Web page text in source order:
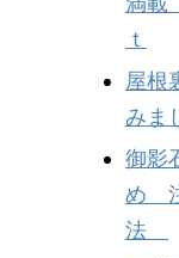
ｔ
屋根
みま
御影
め
法